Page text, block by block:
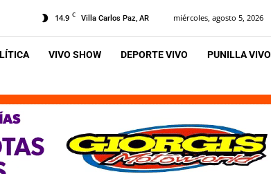
14.9 C Villa Carlos Paz, AR miércoles, agosto 5, 2026
VIVO SHOW DEPORTE VIVO PUNILLA VIVO